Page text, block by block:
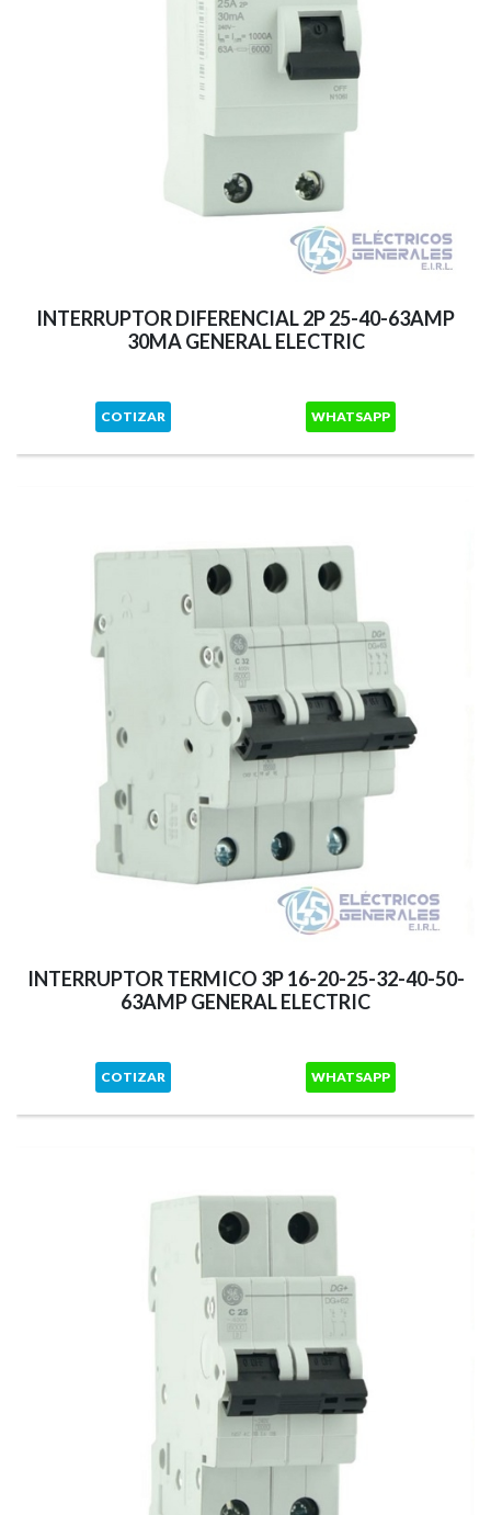
INTERRUPTOR DIFERENCIAL 2P 25-40-63AMP
30MA GENERAL ELECTRIC
COTIZAR WHATSAPP
INTERRUPTOR TERMICO 3P 16-20-25-32-40-50-
63AMP GENERAL ELECTRIC
COTIZAR WHATSAPP